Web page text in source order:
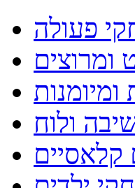
פעולה
ומרוצים
ומיומנות
ולוח